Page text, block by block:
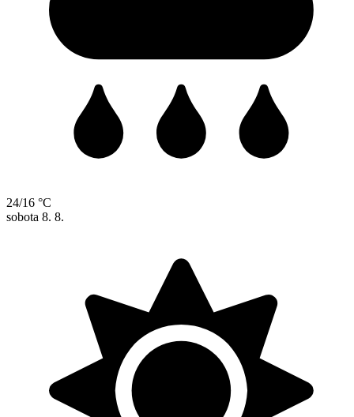
24/16 °C
sobota 8. 8.